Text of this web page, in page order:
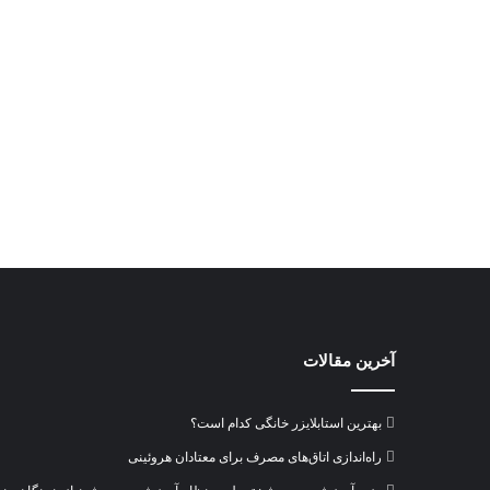
آخرین مقالات
بهترین استابلایزر خانگی کدام است؟
راه‌اندازی اتاق‌های مصرف برای معتادان هروئینی